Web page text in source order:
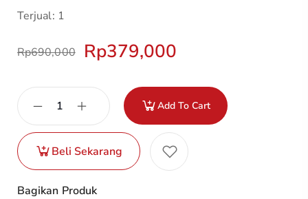
Terjual: 1
Rp690,000 Rp379,000
Add To Cart
Beli Sekarang
Bagikan Produk